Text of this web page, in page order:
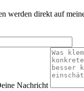
werden direkt auf
Nachricht